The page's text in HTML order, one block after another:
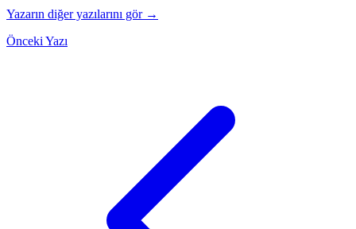
Yazarın diğer yazılarını gör →
Önceki Yazı